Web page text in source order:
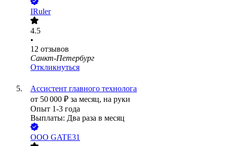
IRuler
4.5
•
12 отзывов
Санкт-Петербург
Откликнуться
Ассистент главного технолога
от 50 000 ₽ за месяц, на руки
Опыт 1-3 года
Выплаты: Два раза в месяц
ООО GATE31